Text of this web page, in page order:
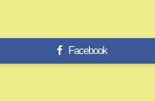
Facebook